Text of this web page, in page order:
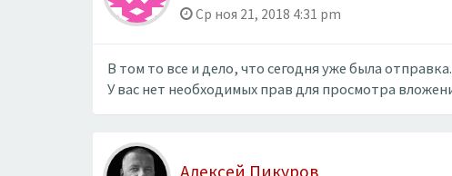
Ср ноя 21, 2018 4:31 pm
В том то все и дело, что сегодня уже была
У вас нет необходимых прав для просмотра
Алексей Пикуров